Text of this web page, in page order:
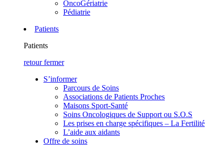
OncoGériatrie
Pédiatrie
Patients
Patients
retour fermer
S’informer
Parcours de Soins
Associations de Patients Proches
Maisons Sport-Santé
Soins Oncologiques de Support ou S.O.S
Les prises en charge spécifiques – La Fertilité
L’aide aux aidants
Offre de soins